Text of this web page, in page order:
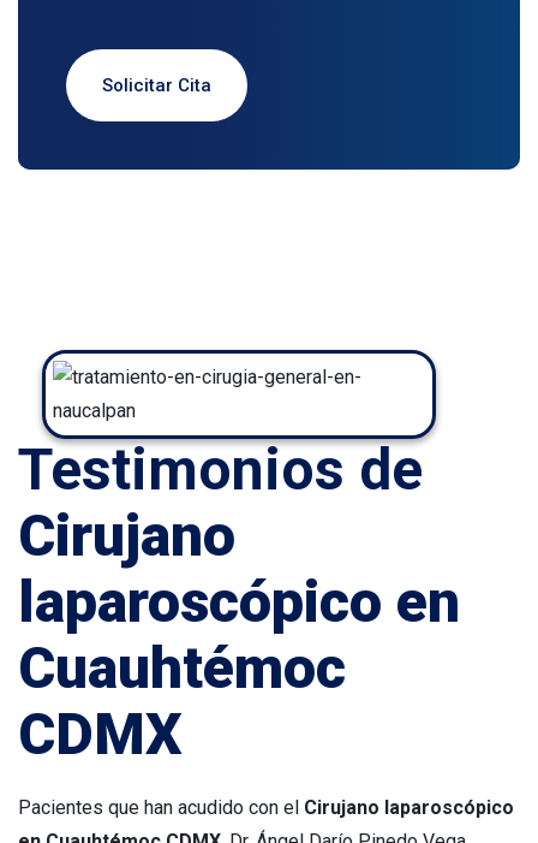
Solicitar Cita
Testimonios de
Cirujano
laparoscópico en
Cuauhtémoc
CDMX
Pacientes que han acudido con el Cirujano laparoscópico